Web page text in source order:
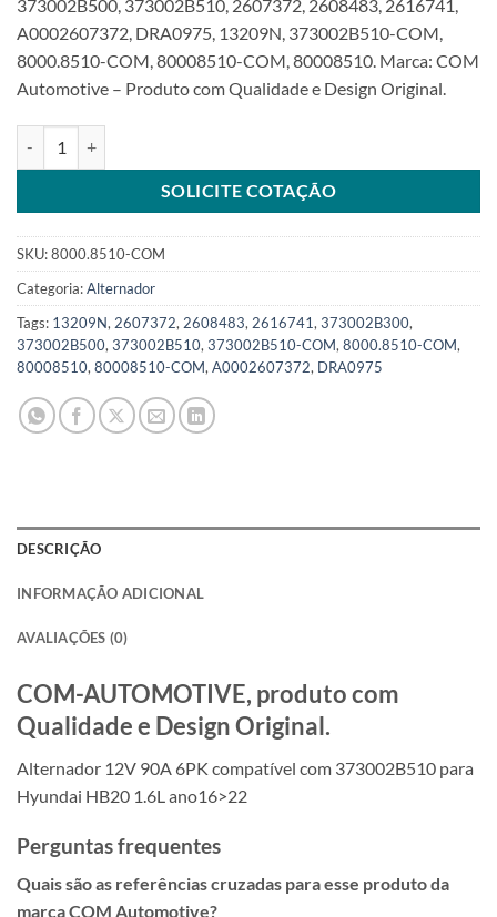
373002B500, 373002B510, 2607372, 2608483, 2616741,
A0002607372, DRA0975, 13209N, 373002B510-COM,
8000.8510-COM, 80008510-COM, 80008510. Marca: COM
Automotive – Produto com Qualidade e Design Original.
SOLICITE COTAÇÃO
SKU:8000.8510-COM
Categoria:Alternador
Tags: 13209N, 2607372, 2608483, 2616741, 373002B300,
373002B500, 373002B510, 373002B510-COM, 8000.8510-COM,
80008510, 80008510-COM, A0002607372, DRA0975
DESCRIÇÃO
INFORMAÇÃO ADICIONAL
AVALIAÇÕES (0)
COM-AUTOMOTIVE, produto com
Qualidade e Design Original.
Alternador 12V 90A 6PK compatível com 373002B510 para
Hyundai HB20 1.6L ano16>22
Perguntas frequentes
Quais são as referências cruzadas para esse produto da
marca COM Automotive?